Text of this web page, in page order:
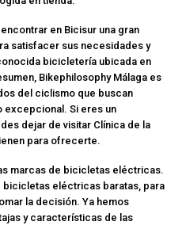
en Bicisur una gran
satisfacer sus necesidades y
bicicletería ubicada en
Bikephilosophy Málaga es
del ciclismo que buscan
excepcional. Si eres un
dejar de visitar Clínica de la
para ofrecerte.
marcas de bicicletas eléctricas.
eléctricas baratas, para
la decisión. Ya hemos
y características de las